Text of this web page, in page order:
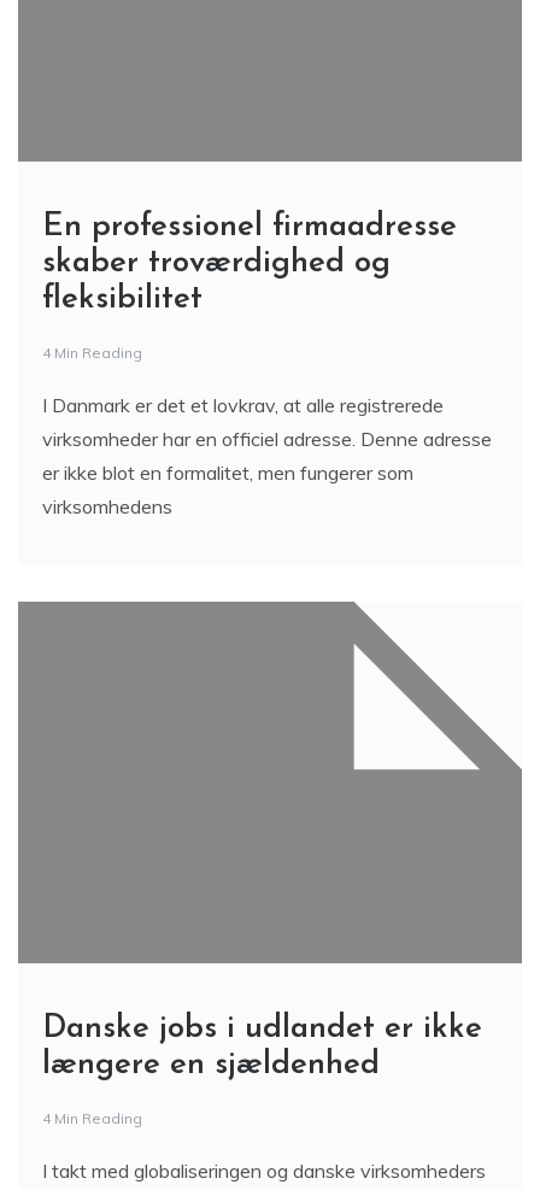
En professionel firmaadresse
skaber troværdighed og
fleksibilitet
4 Min Reading
I Danmark er det et lovkrav, at alle registrerede
virksomheder har en officiel adresse. Denne adresse
er ikke blot en formalitet, men fungerer som
virksomhedens
Danske jobs i udlandet er ikke
længere en sjældenhed
4 Min Reading
I takt med globaliseringen og danske virksomheders